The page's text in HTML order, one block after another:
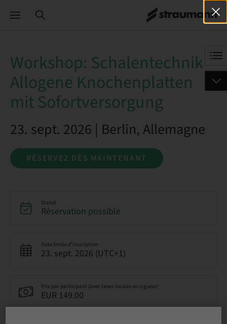
Workshop: Schalentechnik -
Allogene Knochenplatten
mit Sofortversorgung
23. sept. 2026 | Berlin, Allemagne
RÉSERVEZ DÈS MAINTENANT
Statut
Réservation possible
Date limite d’inscription
23. sept. 2026 (UTC+1)
Prix par participant (avec taxes locales en vigueur)
EUR 149.00